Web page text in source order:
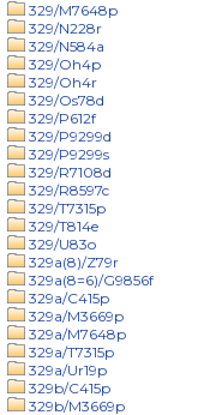
329/M7648p
329/N228r
329/N584a
329/Oh4p
329/Oh4r
329/Os78d
329/P612f
329/P9299d
329/P9299s
329/R7108d
329/R8597c
329/T7315p
329/T814e
329/U83o
329a(8)/Z79r
329a(8=6)/G9856f
329a/C415p
329a/M3669p
329a/M7648p
329a/T7315p
329a/Ur19p
329b/C415p
329b/M3669p